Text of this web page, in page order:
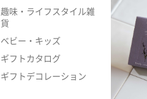
趣味・ライフスタイル雑
貨
ベビー・キッズ
ギフトカタログ
ギフトデコレーション